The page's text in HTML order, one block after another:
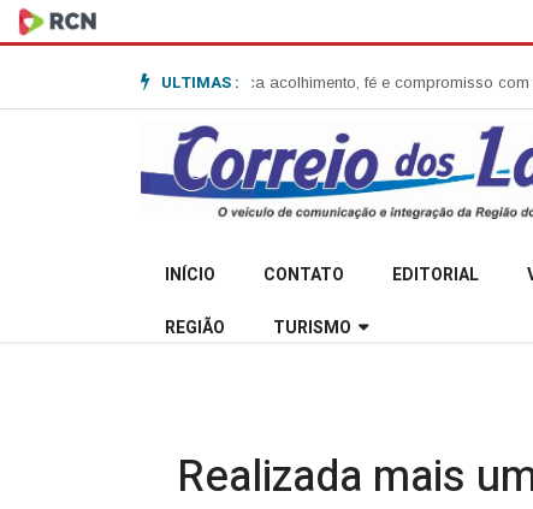
ULTIMAS :
Garibaldi e destaca acolhimento, fé e compromisso com a
INÍCIO CONTATO EDITORIAL
REGIÃO TURISMO
Realizada mais